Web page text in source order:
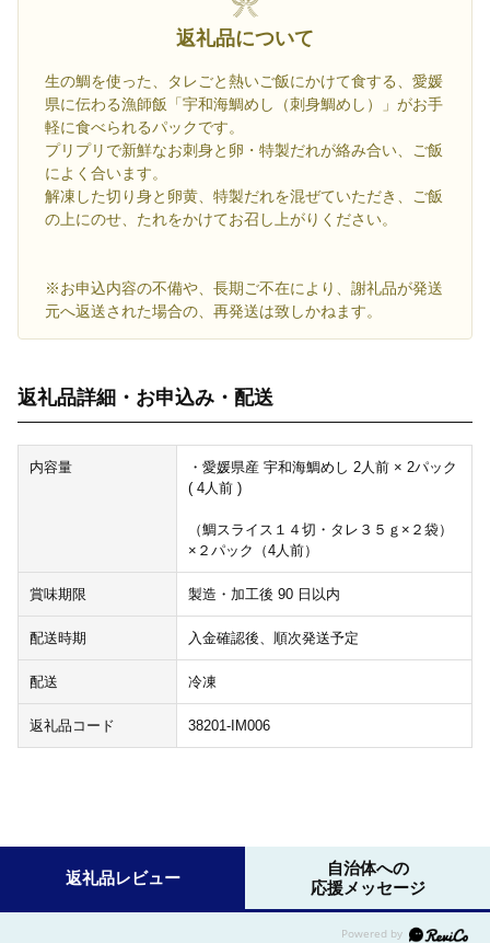
返礼品について
生の鯛を使った、タレごと熱いご飯にかけて食する、愛媛
県に伝わる漁師飯「宇和海鯛めし（刺身鯛めし）」がお手
軽に食べられるパックです。
プリプリで新鮮なお刺身と卵・特製だれが絡み合い、ご飯
によく合います。
解凍した切り身と卵黄、特製だれを混ぜていただき、ご飯
の上にのせ、たれをかけてお召し上がりください。
※お申込内容の不備や、長期ご不在により、謝礼品が発送
元へ返送された場合の、再発送は致しかねます。
返礼品詳細・お申込み・配送
内容量
・愛媛県産 宇和海鯛めし 2人前 × 2パック
( 4人前 )
（鯛スライス１４切・タレ３５ｇ×２袋）
×２パック（4人前）
賞味期限 製造・加工後 90 日以内
配送時期 入金確認後、順次発送予定
配送 冷凍
返礼品コード 38201-IM006
返礼品レビュー
自治体への
応援メッセージ